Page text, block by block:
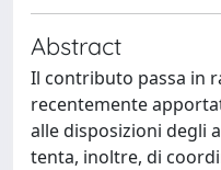
Abstract
Il contributo passa in
recentemente
alle disposizioni degli
tenta, inoltre, di